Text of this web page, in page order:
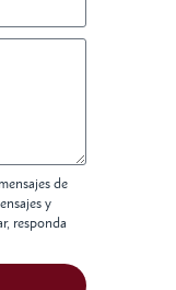
de
y
responda